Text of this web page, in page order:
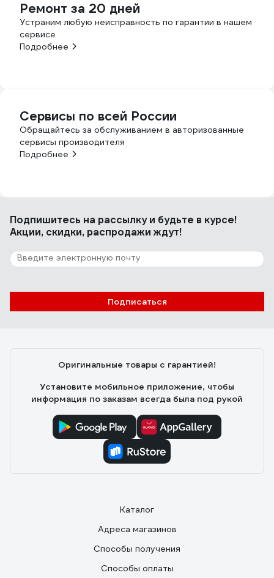
Ремонт за 20 дней
Устраним любую неисправность по гарантии в нашем
сервисе
Подробнее
Сервисы по всей России
Обращайтесь за обслуживанием в авторизованные
сервисы производителя
Подробнее
Подпишитесь на рассылкуи будьте в курсе!
Акции, скидки, распродажи ждут!
Подписаться
Оригинальные товары с гарантией!
Установите мобильное приложение, чтобы
информация по заказам всегда была под рукой
Каталог
Адреса магазинов
Способы получения
Способы оплаты